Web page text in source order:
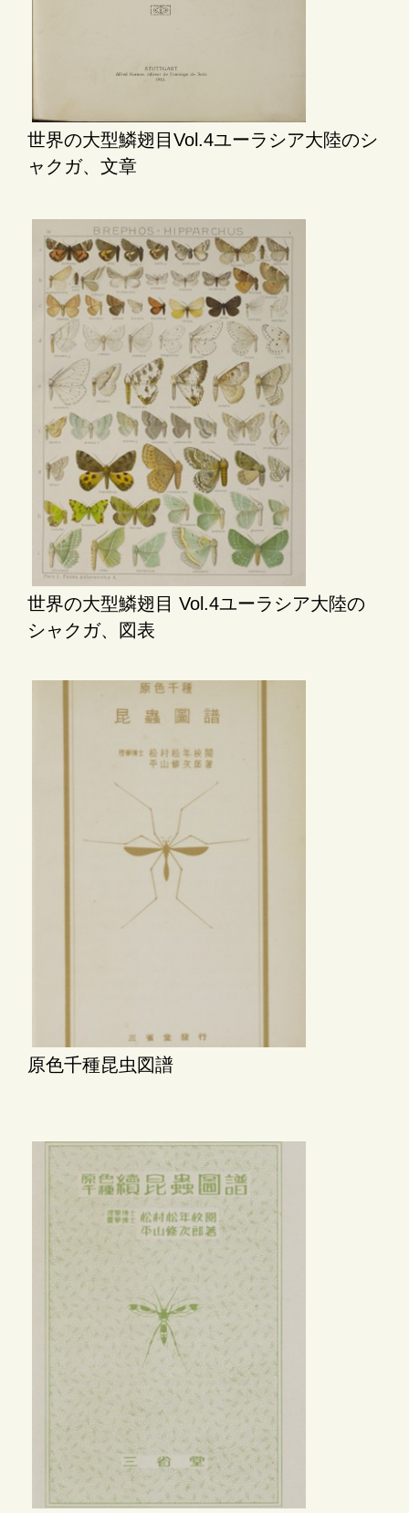
世界の大型鱗翅目Vol.4ユーラシア大陸のシ
ャクガ、文章
世界の大型鱗翅目 Vol.4ユーラシア大陸の
シャクガ、図表
原色千種昆虫図譜